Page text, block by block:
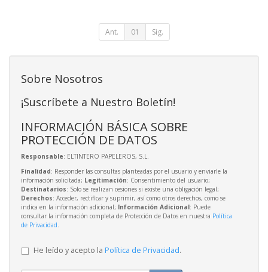
Ant. 01 Sig.
Sobre Nosotros
¡Suscríbete a Nuestro Boletín!
INFORMACIÓN BÁSICA SOBRE
PROTECCIÓN DE DATOS
Responsable: ELTINTERO PAPELEROS, S.L.
Finalidad: Responder las consultas planteadas por el usuario y enviarle la
información solicitada; Legitimación: Consentimiento del usuario;
Destinatarios: Solo se realizan cesiones si existe una obligación legal;
Derechos: Acceder, rectificar y suprimir, así como otros derechos, como se
indica en la información adicional; Información Adicional: Puede
consultar la información completa de Protección de Datos en nuestra Política
de Privacidad.
He leído y acepto la Política de Privacidad.